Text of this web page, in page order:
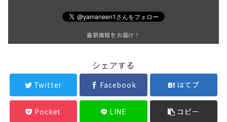
最新情報をお届け！
シェアする
Twitter Facebook はてブ
Pocket LINE コピー